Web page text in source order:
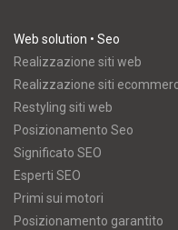
Web solution • Seo
Realizzazione siti web
Realizzazione siti
Restyling siti web
Posizionamento Seo
Significato SEO
Esperti SEO
Primi sui motori
Posizionamento garantito